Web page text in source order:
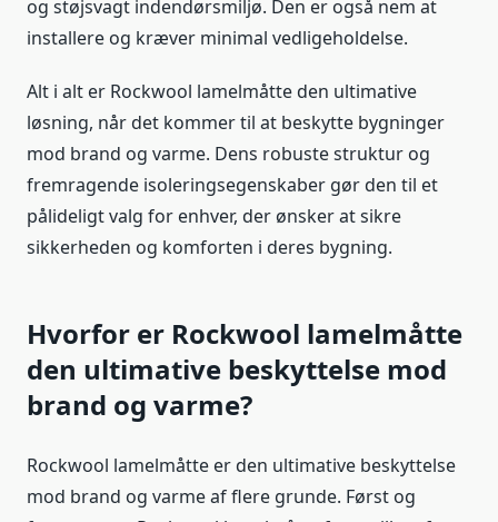
og støjsvagt indendørsmiljø. Den er også nem at
installere og kræver minimal vedligeholdelse.
Alt i alt er Rockwool lamelmåtte den ultimative
løsning, når det kommer til at beskytte bygninger
mod brand og varme. Dens robuste struktur og
fremragende isoleringsegenskaber gør den til et
pålideligt valg for enhver, der ønsker at sikre
sikkerheden og komforten i deres bygning.
Hvorfor er Rockwool lamelmåtte
den ultimative beskyttelse mod
brand og varme?
Rockwool lamelmåtte er den ultimative beskyttelse
mod brand og varme af flere grunde. Først og